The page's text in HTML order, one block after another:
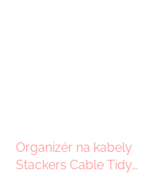
Organizér na kabely
Stackers Cable Tidy